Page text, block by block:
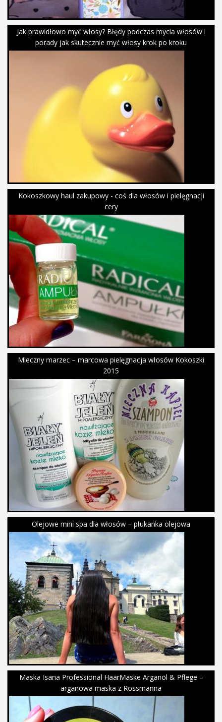
Jak prawidłowo myć włosy? Błędy podczas mycia włosów i
porady jak skutecznie myć włosy krok po kroku
Kokoszkowy haul zakupowy - coś dla włosów i pielęgnacji
cery
Mleczny marzec – marcowa pielęgnacja włosów Kokoszki
2015
Olejowe mini spa dla włosów – płukanka olejowa
Maska Isana Professional HaarMaske Arganöl & Pflege –
arganowa maska z Rossmanna